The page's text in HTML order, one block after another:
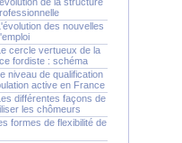
des nouvelles
cercle vertueux de la
fordiste : schéma
niveau de qualification
active en France
différentes façons de
les chômeurs
formes de flexibilité de